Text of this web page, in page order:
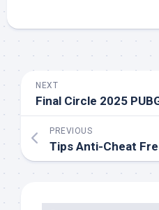
NEXT
PREVIOUS